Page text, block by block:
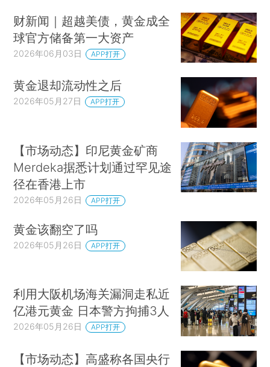
财新闻｜超越美债，黄金成全
球官方储备第一大资产
2026年06月03日 APP打开
黄金退却流动性之后
2026年05月27日 APP打开
【市场动态】印尼黄金矿商
Merdeka据悉计划通过罕见途
径在香港上市
2026年05月26日 APP打开
黄金该翻空了吗
2026年05月26日 APP打开
利用大阪机场海关漏洞走私近
亿港元黄金 日本警方拘捕3人
2026年05月26日 APP打开
【市场动态】高盛称各国央行